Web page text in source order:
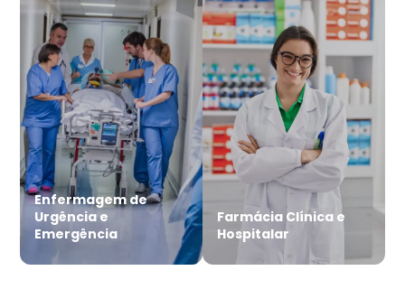
Enfermagem de
Urgência e
Emergência
Farmácia Clínica e
Hospitalar